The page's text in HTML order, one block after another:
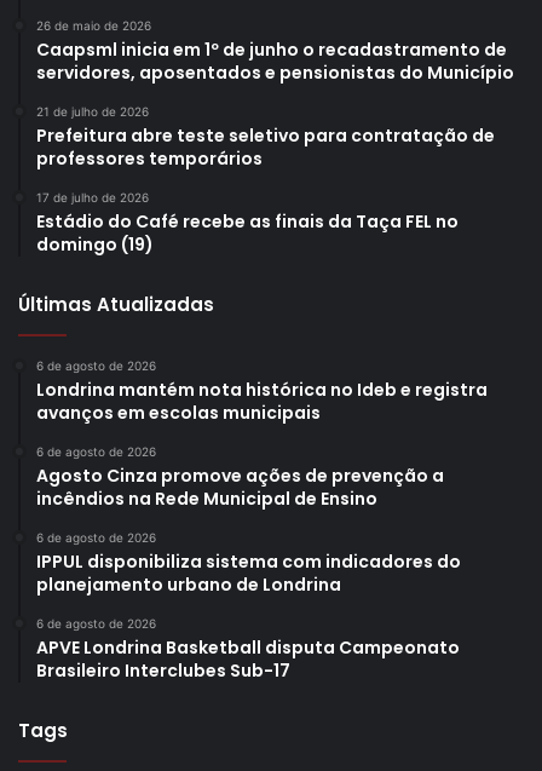
26 de maio de 2026
Caapsml inicia em 1º de junho o recadastramento de
servidores, aposentados e pensionistas do Município
21 de julho de 2026
Prefeitura abre teste seletivo para contratação de
professores temporários
17 de julho de 2026
Estádio do Café recebe as finais da Taça FEL no
domingo (19)
Últimas Atualizadas
6 de agosto de 2026
Londrina mantém nota histórica no Ideb e registra
avanços em escolas municipais
6 de agosto de 2026
Agosto Cinza promove ações de prevenção a
incêndios na Rede Municipal de Ensino
6 de agosto de 2026
IPPUL disponibiliza sistema com indicadores do
planejamento urbano de Londrina
6 de agosto de 2026
APVE Londrina Basketball disputa Campeonato
Brasileiro Interclubes Sub-17
Tags